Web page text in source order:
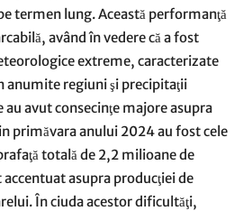
termen lung. Această performanţă
având în vedere că a fost
extreme, caracterizate
anumite regiuni şi precipitaţii
au avut consecinţe majore asupra
primăvara anului 2024 au fost cele
totală de 2,2 milioane de
asupra producţiei de
În ciuda acestor dificultăţi,